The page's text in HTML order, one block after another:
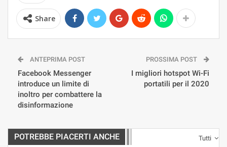
Share
ANTEPRIMA POST
Facebook Messenger
introduce un limite di
inoltro per combattere la
disinformazione
PROSSIMA POST
I migliori hotspot Wi-Fi
portatili per il 2020
Tutti
POTREBBE PIACERTI ANCHE